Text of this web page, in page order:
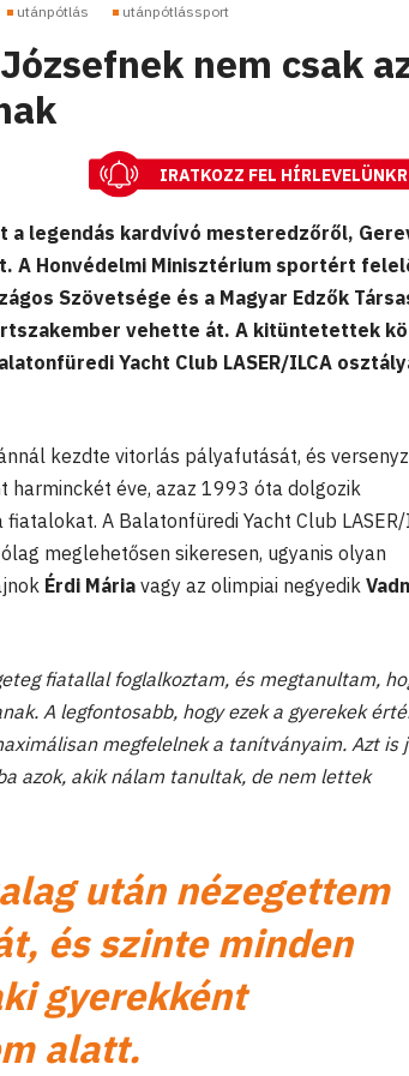
utánpótlás utánpótlássport
nem csak
IRATKOZZ FEL
a legendás kardvívó mesteredzőről,
A Honvédelmi Minisztérium sportért
Szövetsége és a Magyar Edzők
vehette át. A kitüntetettek
Yacht Club LASER/ILCA
kezdte vitorlás pályafutását, és
éve, azaz 1993 óta dolgozik
A Balatonfüredi Yacht Club LASER/
meglehetősen sikeresen, ugyanis olyan
Érdi Mária vagy az olimpiai negyedik
fiatallal foglalkoztam, és megtanultam,
A legfontosabb, hogy ezek a gyerekek
megfelelnek a tanítványaim. Azt is
azok, akik nálam tanultak, de nem lettek
után nézegettem
és szinte minden
gyerekként
alatt.